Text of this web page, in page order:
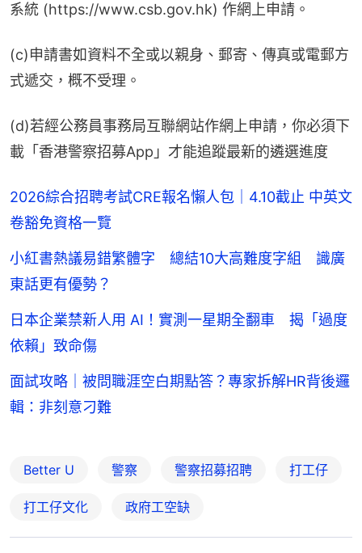
系統 (https://www.csb.gov.hk) 作網上申請。
(c)申請書如資料不全或以親身、郵寄、傳真或電郵方
式遞交，概不受理。
(d)若經公務員事務局互聯網站作網上申請，你必須下
載「香港警察招募App」才能追蹤最新的遴選進度
2026綜合招聘考試CRE報名懶人包｜4.10截止 中英文
卷豁免資格一覽
小紅書熱議易錯繁體字 總結10大高難度字組 識廣
東話更有優勢？
日本企業禁新人用 AI！實測一星期全翻車 揭「過度
依賴」致命傷
面試攻略｜被問職涯空白期點答？專家拆解HR背後邏
輯：非刻意刁難
Better U 警察 警察招募招聘 打工仔
打工仔文化 政府工空缺